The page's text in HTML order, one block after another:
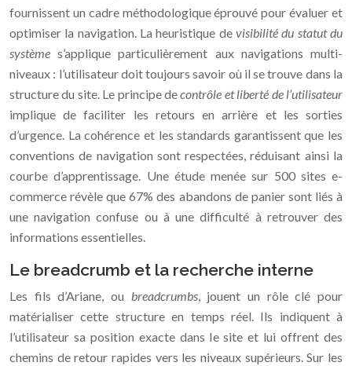
fournissent un cadre méthodologique éprouvé pour évaluer et
optimiser la navigation. La heuristique de visibilité du statut du
système s’applique particulièrement aux navigations multi-
niveaux : l’utilisateur doit toujours savoir où il se trouve dans la
structure du site. Le principe decontrôle et liberté de l’utilisateur
implique de faciliter les retours en arrière et les sorties
d’urgence. La cohérence et les standards garantissent que les
conventions de navigation sont respectées, réduisant ainsi la
courbe d’apprentissage. Une étude menée sur 500 sites e-
commerce révèle que 67% des abandons de panier sont liés à
une navigation confuse ou à une difficulté à retrouver des
informations essentielles.
Le breadcrumb et la recherche interne
Les fils d’Ariane, ou breadcrumbs, jouent un rôle clé pour
matérialiser cette structure en temps réel. Ils indiquent à
l’utilisateur sa position exacte dans le site et lui offrent des
chemins de retour rapides vers les niveaux supérieurs. Sur les